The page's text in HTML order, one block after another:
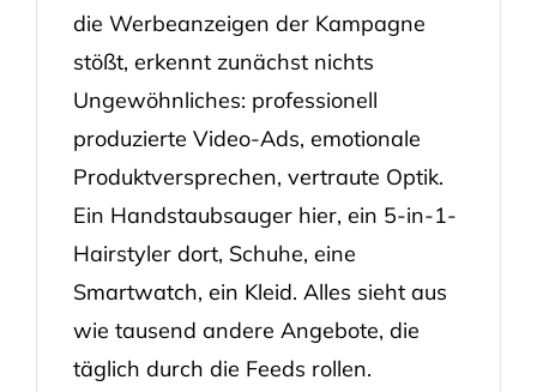
die Werbeanzeigen der Kampagne
stößt, erkennt zunächst nichts
Ungewöhnliches: professionell
produzierte Video-Ads, emotionale
Produktversprechen, vertraute Optik.
Ein Handstaubsauger hier, ein 5-in-1-
Hairstyler dort, Schuhe, eine
Smartwatch, ein Kleid. Alles sieht aus
wie tausend andere Angebote, die
täglich durch die Feeds rollen.